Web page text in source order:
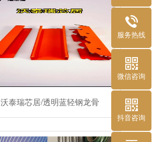
沃泰瑞芯居/透明蓝轻钢龙骨
服务热线
微信咨询
抖音咨询